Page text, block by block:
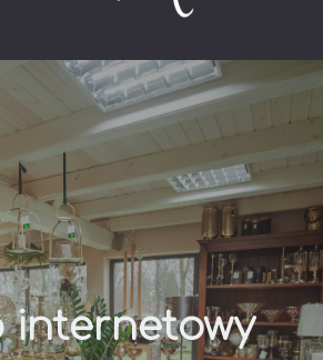
internetowy